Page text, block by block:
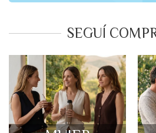
SEGUÍ